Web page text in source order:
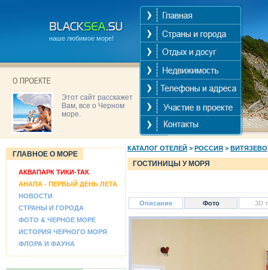
наше любимое море!
Этот сайт расскажет
Вам, все о Черном
море.
ГЛАВНОЕ О МОРЕ
АКВАПАРК ТИКИ-ТАК
АНАПА - ПЕРВЫЙ ДЕНЬ ЛЕТА
НОВОСТИ
СТРАНЫ И ГОРОДА
ФОТО & ЧЕРНОЕ МОРЕ
ИСТОРИЯ ЧЕРНОГО МОРЯ
ФЛОРА И ФАУНА
КАТАЛОГ ОТЕЛЕЙ > РОССИЯ > ВИТЯЗЕВО
ГОСТИНИЦЫ У МОРЯ
Описание Фото 3D